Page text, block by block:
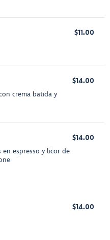
$11.00
crema batida y
$14.00
en espresso y licor de
$14.00
$14.00